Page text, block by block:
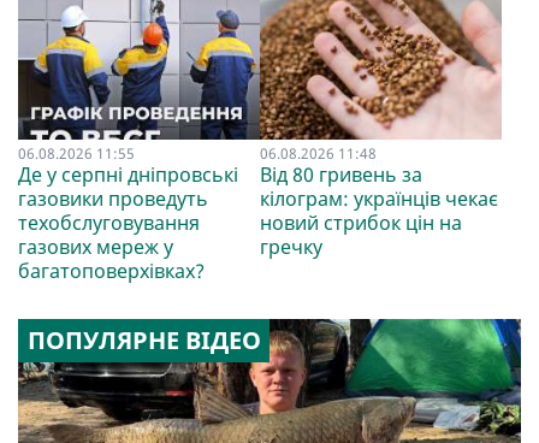
06.08.2026 11:55
Де у серпні дніпровські
газовики проведуть
техобслуговування
газових мереж у
багатоповерхівках?
06.08.2026 11:48
Від 80 гривень за
кілограм: українців чекає
новий стрибок цін на
гречку
ПОПУЛЯРНЕ ВІДЕО